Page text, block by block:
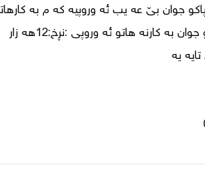
هه زازی مناڵ تازە و جوان بە کارنە هاتو ئە وروپی :نڕخ:12هه زار
پیگرە ی مناڵ ژێیری تایە یە